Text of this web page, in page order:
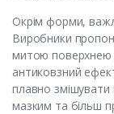
Окрім форми,
Виробники
митою поверхнею
антиковзний
плавно змішувати
мазким та більш